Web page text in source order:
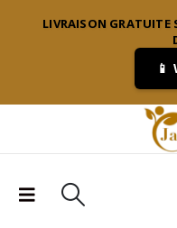
LIVRAISON GRATUITE
📱